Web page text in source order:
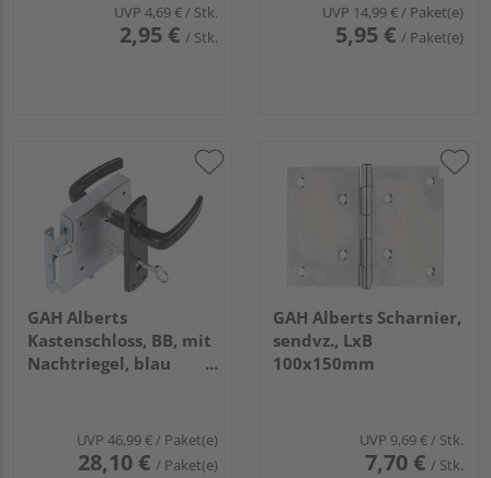
UVP 4,69 € / Stk.
2,95 € / Stk.
UVP 14,99 € / Paket(e)
5,95 € / Paket(e)
GAH Alberts
Kastenschloss, BB, mit
Nachtriegel, blau
UVP 46,99 €/ Paket(e)
28,10 € / Paket(e)
GAH Alberts Scharnier,
sendvz., LxB
100x150mm
UVP 9,69 €/ Stk.
7,70 € / Stk.